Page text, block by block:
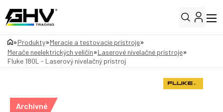
»Produkty»Meracie a testovacie prístroje»
Merače neelektrických veličín»Laserové nivelačné prístroje»
Fluke 180L - Laserový nivelačný prístroj
Archivné